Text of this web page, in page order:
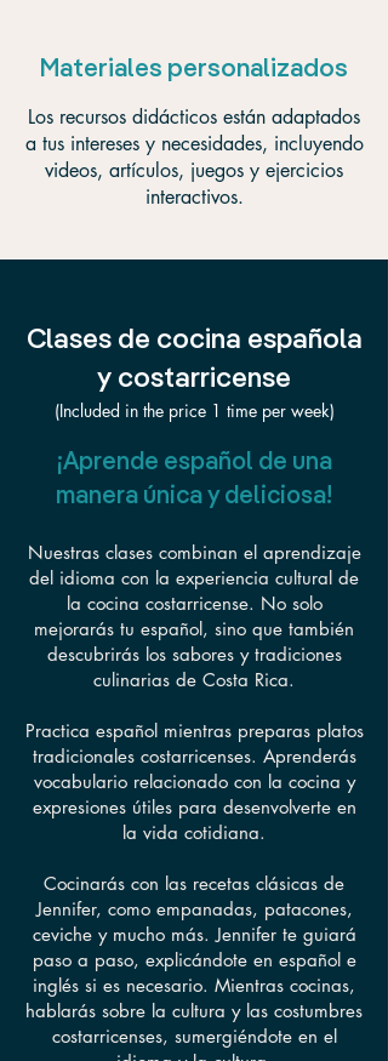
Materiales personalizados
Los recursos didácticos están adaptados
a tus intereses y necesidades, incluyendo
videos, artículos, juegos y ejercicios
interactivos.
Clases de cocina española
y costarricense
(Included in the price 1 time per week)
¡Aprende español de una
manera única y deliciosa!
Nuestras clases combinan el aprendizaje
del idioma con la experiencia cultural de
la cocina costarricense. No solo
mejorarás tu español, sino que también
descubrirás los sabores y tradiciones
culinarias de Costa Rica.
Practica español mientras preparas platos
tradicionales costarricenses. Aprenderás
vocabulario relacionado con la cocina y
expresiones útiles para desenvolverte en
la vida cotidiana.
Cocinarás con las recetas clásicas de
Jennifer, como empanadas, patacones,
ceviche y mucho más. Jennifer te guiará
paso a paso, explicándote en español e
inglés si es necesario. Mientras cocinas,
hablarás sobre la cultura y las costumbres
costarricenses, sumergiéndote en el